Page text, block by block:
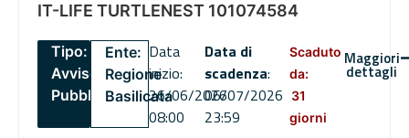
IT-LIFE TURTLENEST 101074584
Tipo:
Avviso
Pubblico
Ente:
Regione
Basilicata
Data
inizio:
26/06/2026
08:00
Data di
scadenza:
06/07/2026
23:59
Scaduto
da:
31
giorni
Maggiori
dettagli